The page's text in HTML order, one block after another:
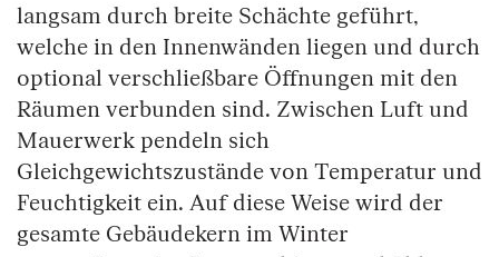
langsam durch breite Schächte geführt,
welche in den Innenwänden liegen und durch
optional verschließbare Öffnungen mit den
Räumen verbunden sind. Zwischen Luft und
Mauerwerk pendeln sich
Gleichgewichtszustände von Temperatur und
Feuchtigkeit ein. Auf diese Weise wird der
gesamte Gebäudekern im Winter